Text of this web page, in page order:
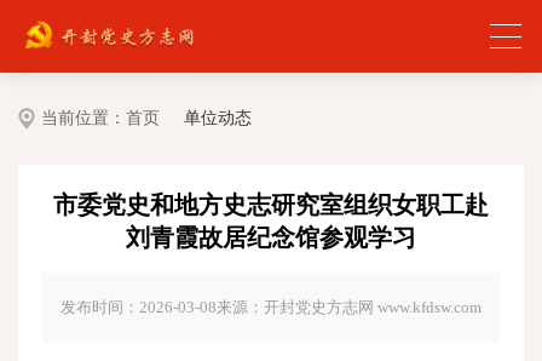
当前位置： 首页 单位动态
市委党史和地方史志研究室组织女职工赴
刘青霞故居纪念馆参观学习
发布时间：2026-03-08来源：开封党史方志网 www.kfdsw.com